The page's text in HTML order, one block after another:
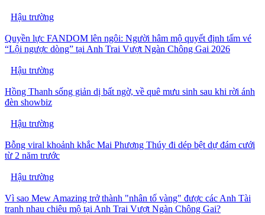
Hậu trường
Quyền lực FANDOM lên ngôi: Người hâm mộ quyết định tấm vé
“Lội ngược dòng” tại Anh Trai Vượt Ngàn Chông Gai 2026
Hậu trường
Hồng Thanh sống giản dị bất ngờ, về quê mưu sinh sau khi rời ánh
đèn showbiz
Hậu trường
Bỗng viral khoảnh khắc Mai Phương Thúy đi dép bệt dự đám cưới
từ 2 năm trước
Hậu trường
Vì sao Mew Amazing trở thành "nhân tố vàng" được các Anh Tài
tranh nhau chiêu mộ tại Anh Trai Vượt Ngàn Chông Gai?